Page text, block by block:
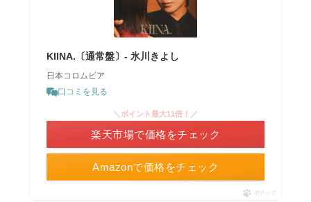
KIINA.〔通常盤〕- 氷川きよし
日本コロムビア
口コミを見る
Amazonで価格をチェック
＼ポイント最大11倍！／
楽天市場で価格をチェック
ポチップ